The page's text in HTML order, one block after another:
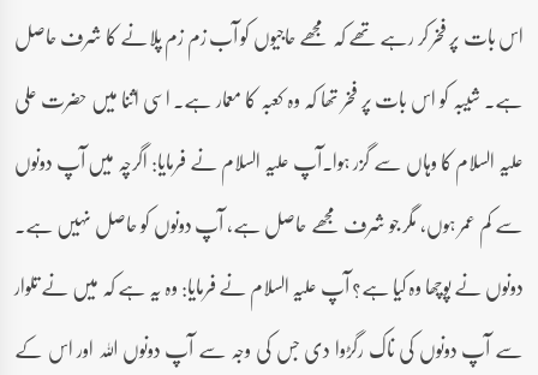
اس بات پر فخر کر رہے تھے کہ مجھے حاجیوں کو آب زم زم پلانے کا شرف حاصل
ہے۔ شیبہ کو اس بات پر فخر تھا کہ وہ کعبہ کا معمار ہے۔ اسی اثنا میں حضرت علی
علیہ السلام کا وہاں سے گزر ہوا۔آپ علیہ السلام نے فرمایا: اگرچہ میں آپ دونوں
سے کم عمر ہوں، مگر جو شرف مجھے حاصل ہے، آپ دونوں کو حاصل نہیں ہے۔
دونوں نے پوچھا وہ کیا ہے؟ آپ علیہ السلام نے فرمایا: وہ یہ ہے کہ میں نے تلوار
سے آپ دونوں کی ناک رگڑوا دی جس کی وجہ سے آپ دونوں اللہ اور اس کے